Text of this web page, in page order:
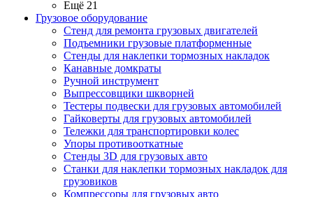
Ещё 21
Грузовое оборудование
Стенд для ремонта грузовых двигателей
Подъемники грузовые платформенные
Стенды для наклепки тормозных накладок
Канавные домкраты
Ручной инструмент
Выпрессовщики шкворней
Тестеры подвески для грузовых автомобилей
Гайковерты для грузовых автомобилей
Тележки для транспортировки колес
Упоры противооткатные
Стенды 3D для грузовых авто
Станки для наклепки тормозных накладок для
грузовиков
Компрессоры для грузовых авто